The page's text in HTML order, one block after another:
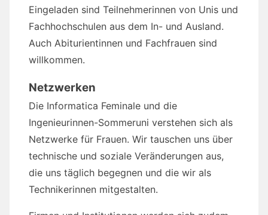
Eingeladen sind Teilnehmerinnen von Unis und
Fachhochschulen aus dem In- und Ausland.
Auch Abiturientinnen und Fachfrauen sind
willkommen.
Netzwerken
Die Informatica Feminale und die
Ingenieurinnen-Sommeruni verstehen sich als
Netzwerke für Frauen. Wir tauschen uns über
technische und soziale Veränderungen aus,
die uns täglich begegnen und die wir als
Technikerinnen mitgestalten.